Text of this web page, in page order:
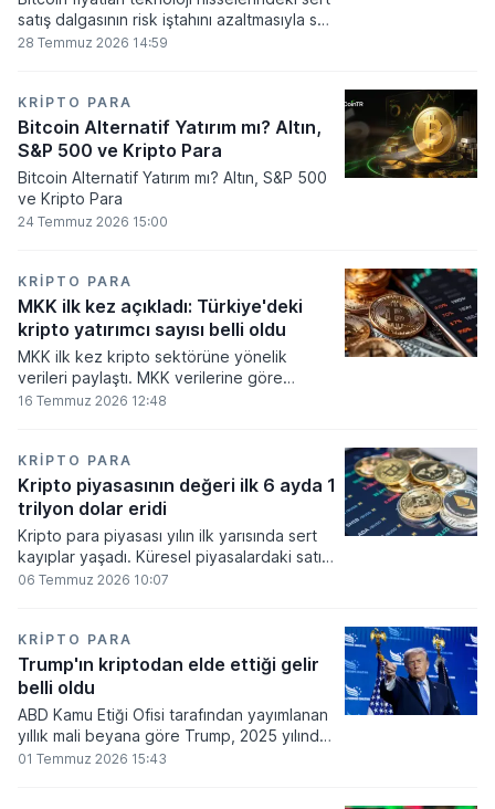
satış dalgasının risk iştahını azaltmasıyla son
11 günün en düşük seviyesine indi.
28 Temmuz 2026 14:59
KRIPTO PARA
Bitcoin Alternatif Yatırım mı? Altın,
S&P 500 ve Kripto Para
Bitcoin Alternatif Yatırım mı? Altın, S&P 500
ve Kripto Para
24 Temmuz 2026 15:00
KRIPTO PARA
MKK ilk kez açıkladı: Türkiye'deki
kripto yatırımcı sayısı belli oldu
MKK ilk kez kripto sektörüne yönelik
verileri paylaştı. MKK verilerine göre
platformlarda bugüne kadar 5,6 milyon
olarak belirlendi.
16 Temmuz 2026 12:48
KRIPTO PARA
Kripto piyasasının değeri ilk 6 ayda 1
trilyon dolar eridi
Kripto para piyasası yılın ilk yarısında sert
kayıplar yaşadı. Küresel piyasalardaki satış
baskısı ve artan faiz baskısının etkisiyle
06 Temmuz 2026 10:07
KRIPTO PARA
Trump'ın kriptodan elde ettiği gelir
belli oldu
ABD Kamu Etiği Ofisi tarafından yayımlanan
yıllık mali beyana göre Trump, 2025 yılında
kripto para ve memecoin faaliyetlerinden
01 Temmuz 2026 15:43